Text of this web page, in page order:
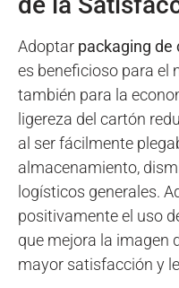
Adoptar packaging de
es beneficioso para el
también para la
ligereza del cartón
al ser fácilmente
almacenamiento,
logísticos generales.
positivamente el uso
que mejora la imagen
mayor satisfacción y